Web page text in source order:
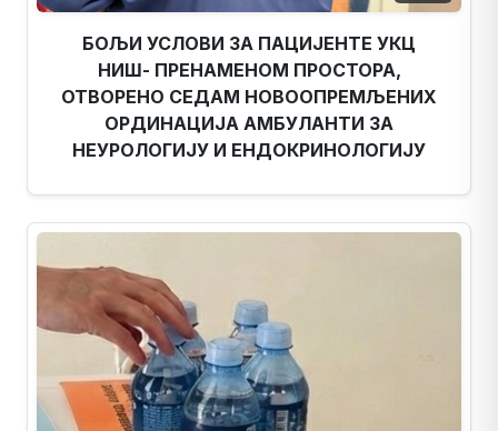
БОЉИ УСЛОВИ ЗА ПАЦИЈЕНТЕ УКЦ
НИШ- ПРЕНАМЕНОМ ПРОСТОРА,
ОТВОРЕНО СЕДАМ НОВООПРЕМЉЕНИХ
ОРДИНАЦИЈА АМБУЛАНТИ ЗА
НЕУРОЛОГИЈУ И ЕНДОКРИНОЛОГИЈУ